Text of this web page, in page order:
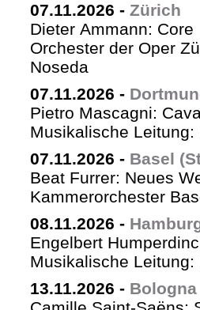
07.11.2026 - Zürich
Dieter Ammann: Core
Orchester der Oper
Noseda
07.11.2026 -
Pietro Mascagni:
Musikalische
07.11.2026 - Basel
Beat Furrer: Neues
Kammerorchester
08.11.2026 -
Engelbert
Musikalische
13.11.2026 - Bologna